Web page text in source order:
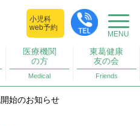
小児科
web予約
医療機関
の方
Medical
東葛健康
友の会
Friends
始のお知らせ